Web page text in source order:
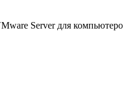
Server для